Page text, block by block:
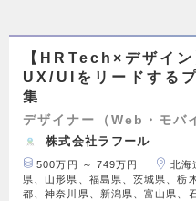
【HRTech×デザイ
UX/UIをリードする
集
デザイナー（Web・モバ
株式会社ラフール
500万円 ～ 749万円
北海
県、山形県、福島県、茨城県、栃
都、神奈川県、新潟県、富山県、